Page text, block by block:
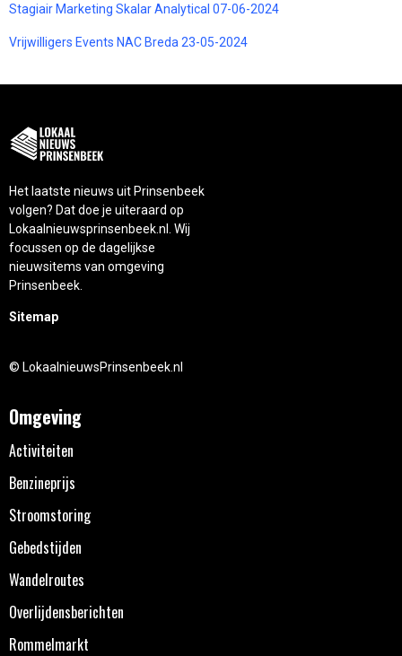
Stagiair Marketing Skalar Analytical 07-06-2024
Vrijwilligers Events NAC Breda 23-05-2024
Het laatste nieuws uit Prinsenbeek
volgen? Dat doe je uiteraard op
Lokaalnieuwsprinsenbeek.nl. Wij
focussen op de dagelijkse
nieuwsitems van omgeving
Prinsenbeek.
Sitemap
© LokaalnieuwsPrinsenbeek.nl
Omgeving
Activiteiten
Benzineprijs
Stroomstoring
Gebedstijden
Wandelroutes
Overlijdensberichten
Rommelmarkt